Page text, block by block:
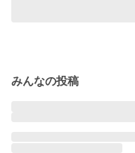
みんなの投稿